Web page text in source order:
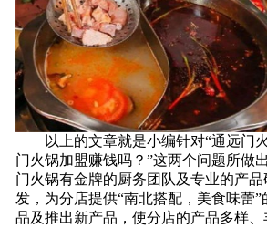
以上的文章就是小编针对“通远门
门火锅加盟赚钱吗？”这两个问题所做
门火锅有金牌的厨务团队及专业的产
发，为分店提供“南北搭配，美食味蕾
品及推出新产品，使分店的产品多样